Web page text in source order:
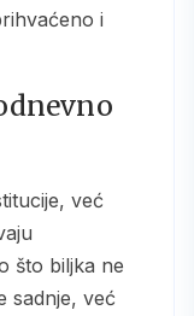
i
što biljka ne
sadnje, već